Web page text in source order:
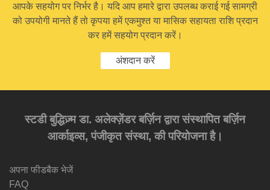
आपके सहयोग पर निर्भर है। यदि आप हमारे द्वारा उपलब्ध कराई गई सामग्री
को उपयोगी मानते हैं तो कृपया हमें एकमुश्त या मासिक सहायता राशि प्रदान
कर हमें सहयोग प्रदान करें।
अंशदान करें
स्टडी बुद्धिज़्म डा. अलेक्ज़ेंडर बर्ज़िन द्वारा संस्थापित बर्ज़िन
आर्काइव्स, पंजीकृत संस्था, की परियोजना है।
अपना फीडबैक भेजें
FAQ